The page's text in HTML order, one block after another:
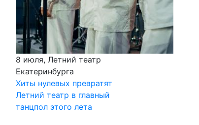
8 июля, Летний театр
Екатеринбурга
Хиты нулевых превратят
Летний театр в главный
танцпол этого лета